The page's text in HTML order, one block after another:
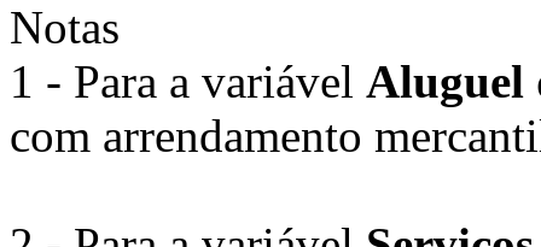
Notas
1 - Para a variável Aluguel
com arrendamento